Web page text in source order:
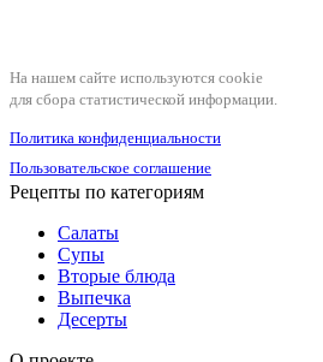
На нашем сайте используются cookie
для сбора статистической информации.
Политика конфиденциальности
Пользовательское соглашение
Рецепты по категориям
Салаты
Супы
Вторые блюда
Выпечка
Десерты